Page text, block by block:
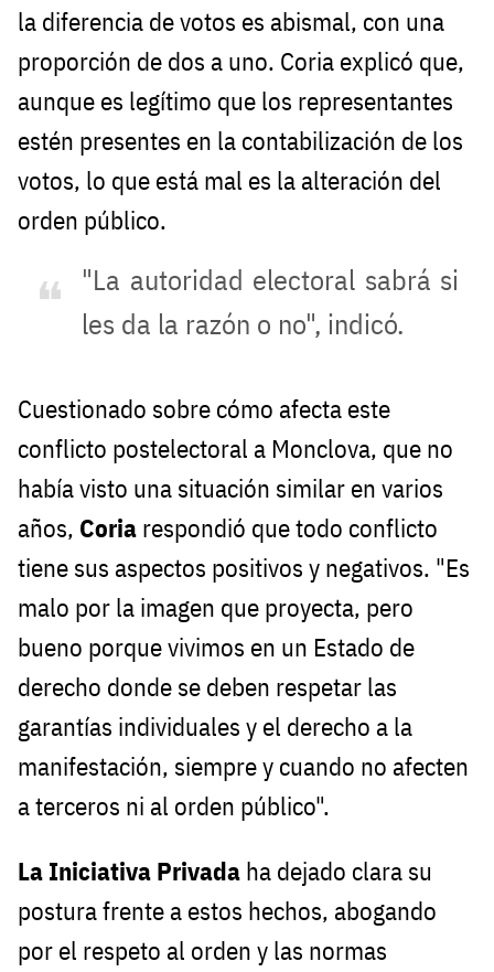
la diferencia de votos es abismal, con una
proporción de dos a uno. Coria explicó que,
aunque es legítimo que los representantes
estén presentes en la contabilización de los
votos, lo que está mal es la alteración del
orden público.
"La autoridad electoral sabrá si
les da la razón o no", indicó.
Cuestionado sobre cómo afecta este
conflicto postelectoral a Monclova, que no
había visto una situación similar en varios
años, Coria respondió que todo conflicto
tiene sus aspectos positivos y negativos. "Es
malo por la imagen que proyecta, pero
bueno porque vivimos en un Estado de
derecho donde se deben respetar las
garantías individuales y el derecho a la
manifestación, siempre y cuando no afecten
a terceros ni al orden público".
La Iniciativa Privada ha dejado clara su
postura frente a estos hechos, abogando
por el respeto al orden y las normas